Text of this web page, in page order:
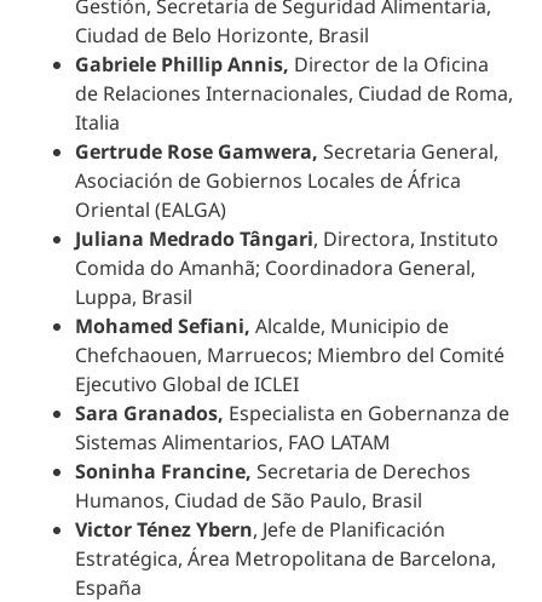
Gestión, Secretaría de Seguridad Alimentaria,
Ciudad de Belo Horizonte, Brasil
Gabriele Phillip Annis, Director de la Oficina
de Relaciones Internacionales, Ciudad de Roma,
Italia
Gertrude Rose Gamwera,Secretaria General,
Asociación de Gobiernos Locales de África
Oriental (EALGA)
Juliana Medrado Tângari, Directora, Instituto
Comida do Amanhã; Coordinadora General,
Luppa, Brasil
Mohamed Sefiani,Alcalde, Municipio de
Chefchaouen, Marruecos; Miembro del Comité
Ejecutivo Global de ICLEI
Sara Granados, Especialista en Gobernanza de
Sistemas Alimentarios, FAO LATAM
Soninha Francine, Secretaria de Derechos
Humanos, Ciudad de São Paulo, Brasil
Victor Ténez Ybern, Jefe de Planificación
Estratégica, Área Metropolitana de Barcelona,
España